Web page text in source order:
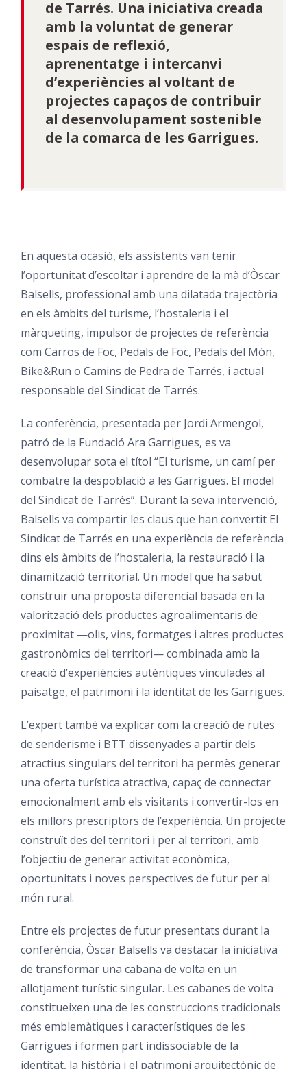
de Tarrés. Una iniciativa creada
amb la voluntat de generar
espais de reflexió,
aprenentatge i intercanvi
d’experiències al voltant de
projectes capaços de contribuir
al desenvolupament sostenible
de la comarca de les Garrigues.
En aquesta ocasió, els assistents van tenir
l’oportunitat d’escoltar i aprendre de la mà d’Òscar
Balsells, professional amb una dilatada trajectòria
en els àmbits del turisme, l’hostaleria i el
màrqueting, impulsor de projectes de referència
com Carros de Foc, Pedals de Foc, Pedals del Món,
Bike&Run o Camins de Pedra de Tarrés, i actual
responsable del Sindicat de Tarrés.
La conferència, presentada per Jordi Armengol,
patró de la Fundació Ara Garrigues, es va
desenvolupar sota el títol “El turisme, un camí per
combatre la despoblació a les Garrigues. El model
del Sindicat de Tarrés”. Durant la seva intervenció,
Balsells va compartir les claus que han convertit El
Sindicat de Tarrés en una experiència de referència
dins els àmbits de l’hostaleria, la restauració i la
dinamització territorial. Un model que ha sabut
construir una proposta diferencial basada en la
valorització dels productes agroalimentaris de
proximitat —olis, vins, formatges i altres productes
gastronòmics del territori— combinada amb la
creació d’experiències autèntiques vinculades al
paisatge, el patrimoni i la identitat de les Garrigues.
L’expert també va explicar com la creació de rutes
de senderisme i BTT dissenyades a partir dels
atractius singulars del territori ha permès generar
una oferta turística atractiva, capaç de connectar
emocionalment amb els visitants i convertir-los en
els millors prescriptors de l’experiència. Un projecte
construït des del territori i per al territori, amb
l’objectiu de generar activitat econòmica,
oportunitats i noves perspectives de futur per al
món rural.
Entre els projectes de futur presentats durant la
conferència, Òscar Balsells va destacar la iniciativa
de transformar una cabana de volta en un
allotjament turístic singular. Les cabanes de volta
constitueixen una de les construccions tradicionals
més emblemàtiques i característiques de les
Garrigues i formen part indissociable de la
identitat, la història i el patrimoni arquitectònic de